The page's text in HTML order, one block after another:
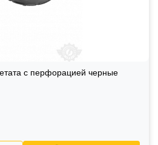
с перфорацией черные